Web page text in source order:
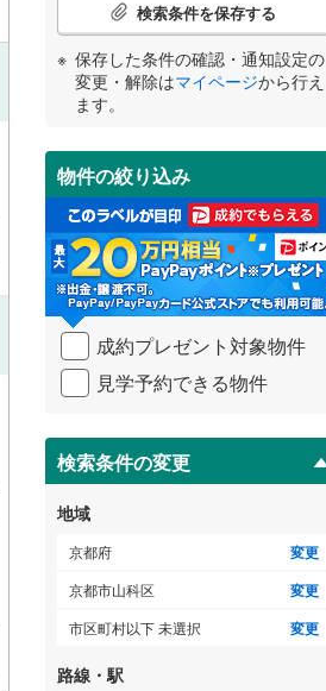
条
件
受
け
取
る
・
条
件
を
イ
ペ
ジ
に
保
存
す
る
検索条件を保存する
保存した条件の確認・通知設定の
変更・解除はマイページから行え
ます。
物件の絞り込み
成約プレゼント対象物件
見学予約できる物件
検索条件の変更
地域
京都府 変更
京都市山科区 変更
市区町村以下 未選択 変更
路線・駅
制震構造 （0）
低層マンション（4階建て以
下）（ 4 ）
小学校まで1km以内（19）
ゲストルーム（3）
（14）